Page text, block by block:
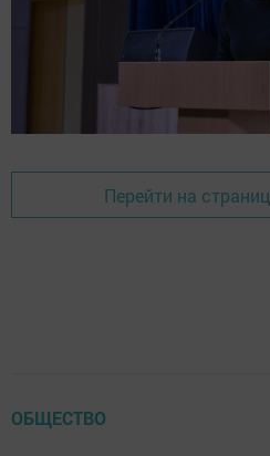
Перейти на
ОБЩЕСТВО